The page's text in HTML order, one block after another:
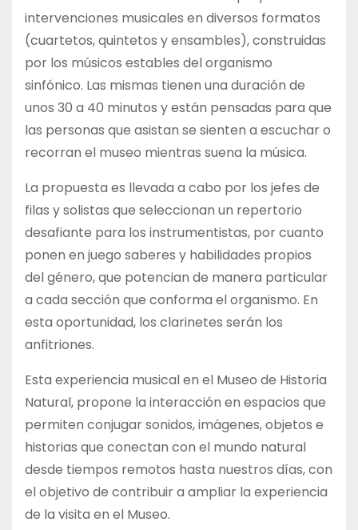
intervenciones musicales en diversos formatos
(cuartetos, quintetos y ensambles), construidas
por los músicos estables del organismo
sinfónico. Las mismas tienen una duración de
unos 30 a 40 minutos y están pensadas para que
las personas que asistan se sienten a escuchar o
recorran el museo mientras suena la música.
La propuesta es llevada a cabo por los jefes de
filas y solistas que seleccionan un repertorio
desafiante para los instrumentistas, por cuanto
ponen en juego saberes y habilidades propios
del género, que potencian de manera particular
a cada sección que conforma el organismo. En
esta oportunidad, los clarinetes serán los
anfitriones.
Esta experiencia musical en el Museo de Historia
Natural, propone la interacción en espacios que
permiten conjugar sonidos, imágenes, objetos e
historias que conectan con el mundo natural
desde tiempos remotos hasta nuestros días, con
el objetivo de contribuir a ampliar la experiencia
de la visita en el Museo.